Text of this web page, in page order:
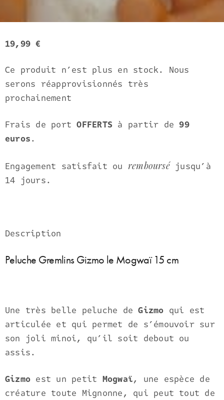
19,99 €
Ce produit n’est plus en stock. Nous
serons réapprovisionnés très
prochainement
Frais de portOFFERTS à partir de99
euros.
Engagement satisfait ou rembourséjusqu’à
14 jours.
Description
Peluche Gremlins Gizmo le Mogwaï 15 cm
Une très belle peluche deGizmo qui est
articulée et qui permet de s’émouvoir sur
son joli minoi, qu’il soit debout ou
assis.
Gizmo est un petit Mogwaï, une espèce de
créature toute Mignonne, qui peut tout de